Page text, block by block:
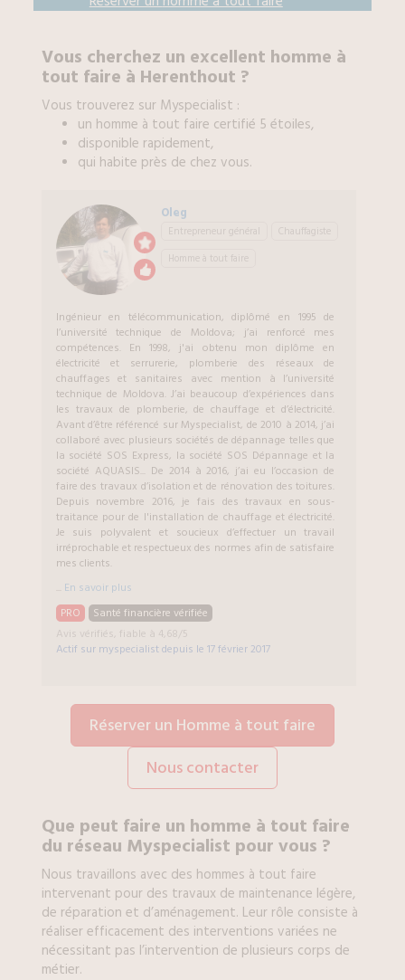
Vous cherchez un excellent homme à
tout faire à Herenthout ?
Vous trouverez sur Myspecialist :
un homme à tout faire certifié 5 étoiles,
disponible rapidement,
qui habite près de chez vous.
Oleg
Entrepreneur général
Chauffagiste
Homme à tout faire
Ingénieur en télécommunication, diplômé en 1995 de
l’université technique de Moldova; j’ai renforcé mes
compétences. En 1998, j'ai obtenu mon diplôme en
électricité et serrurerie, plomberie des réseaux de
chauffages et sanitaires avec mention à l’université
technique de Moldova. J’ai beaucoup d’expériences dans
les travaux de plomberie, de chauffage et d’électricité.
Avant d’être référencé sur Myspecialist, de 2010 à 2014, j’ai
collaboré avec plusieurs sociétés de dépannage telles que
la société SOS Express, la société SOS Dépannage et la
société AQUASIS... De 2014 à 2016, j’ai eu l’occasion de
faire des travaux d’isolation et de rénovation des toitures.
Depuis novembre 2016, je fais des travaux en sous-
traitance pour de l'installation de chauffage et électricité.
Je suis polyvalent et soucieux d’effectuer un travail
irréprochable et respectueux des normes afin de satisfaire
mes clients.
En savoir plus
PRO
Santé financière vérifiée
Avis vérifiés, fiable à 4,68/5
Actif sur myspecialist depuis le 17 février 2017
Réserver un Homme à tout faire
Nous contacter
Que peut faire un homme à tout faire
du réseau Myspecialist pour vous ?
Nous travaillons avec des hommes à tout faire
intervenant pour des travaux de maintenance légère,
de réparation et d’aménagement. Leur rôle consiste à
réaliser efficacement des interventions variées ne
nécessitant pas l’intervention de plusieurs corps de
métier.